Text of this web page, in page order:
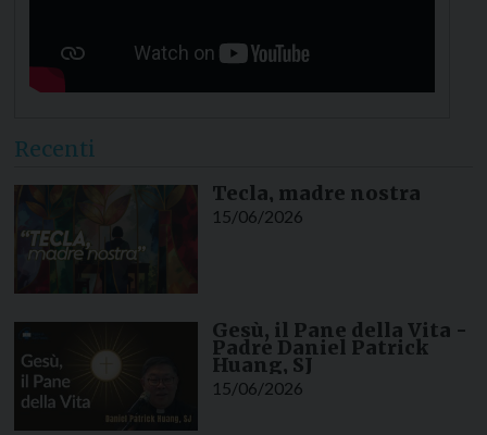
Recenti
Tecla, madre nostra
15/06/2026
Gesù, il Pane della Vita -
Padre Daniel Patrick
Huang, SJ
15/06/2026